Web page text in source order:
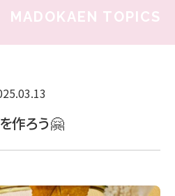
MADOKAEN TOPICS
作ろう🤗